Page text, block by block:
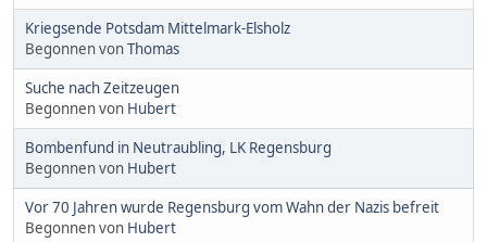
Kriegsende Potsdam Mittelmark-Elsholz
Begonnen vonThomas
Suche nach Zeitzeugen
Begonnen von Hubert
Bombenfund in Neutraubling, LK Regensburg
Begonnen von Hubert
Vor 70 Jahren wurde Regensburg vom Wahn der Nazis befreit
Begonnen von Hubert